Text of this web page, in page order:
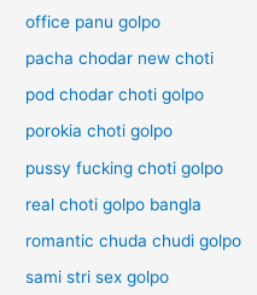
office panu golpo
pacha chodar new choti
pod chodar choti golpo
porokia choti golpo
pussy fucking choti golpo
real choti golpo bangla
romantic chuda chudi golpo
sami stri sex golpo